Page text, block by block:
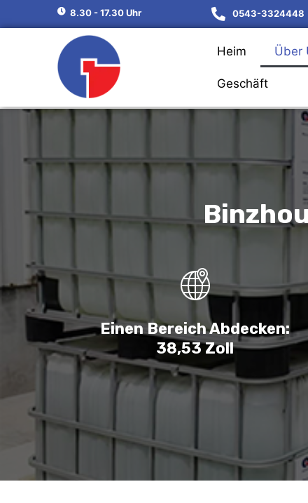
8.30 - 17.30 Uhr 0543-3324448
Heim Über
Geschäft
Einen Bereich Abdecken:
38,53 Zoll